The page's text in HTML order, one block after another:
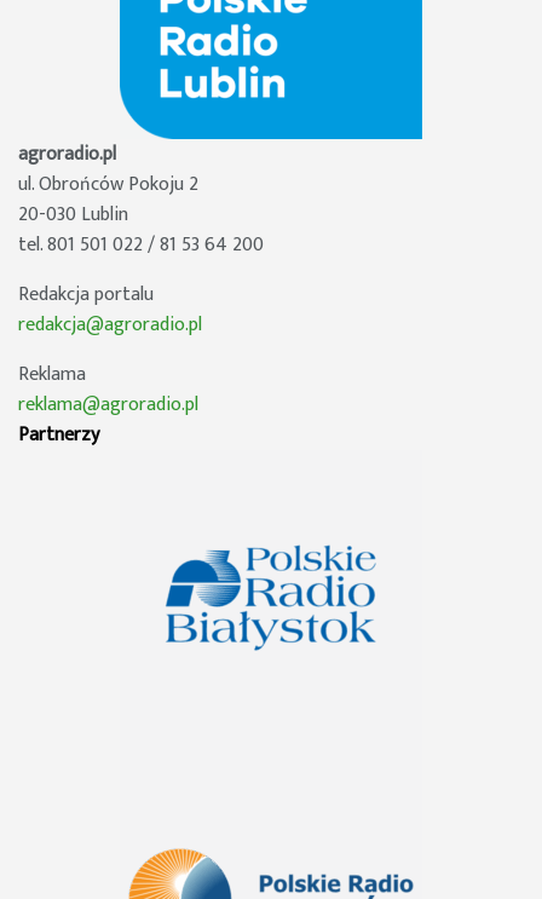
agroradio.pl
ul. Obrońców Pokoju 2
20-030 Lublin
tel. 801 501 022 / 81 53 64 200
Redakcja portalu
redakcja@agroradio.pl
Reklama
reklama@agroradio.pl
Partnerzy